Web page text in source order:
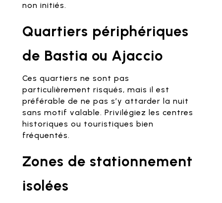
non initiés.
Quartiers périphériques
de Bastia ou Ajaccio
Ces quartiers ne sont pas
particulièrement risqués, mais il est
préférable de ne pas s’y attarder la nuit
sans motif valable. Privilégiez les centres
historiques ou touristiques bien
fréquentés.
Zones de stationnement
isolées